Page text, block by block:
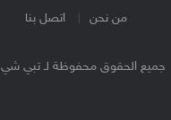
من نحن
اتصل بنا
جميع الحقوق محفوظة لـ تبي شي 2026